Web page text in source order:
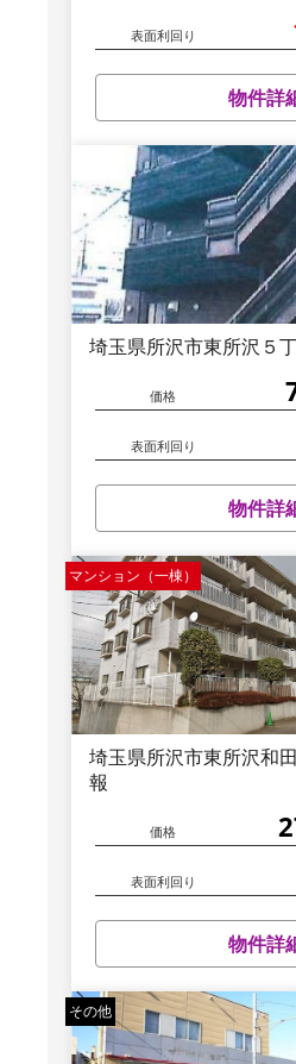
表面利回り
物件詳
埼玉県所沢市東所沢５
価格
表面利回り
物件詳
マンション（一棟）
埼玉県所沢市東所沢和
報
価格
表面利回り
物件詳
その他